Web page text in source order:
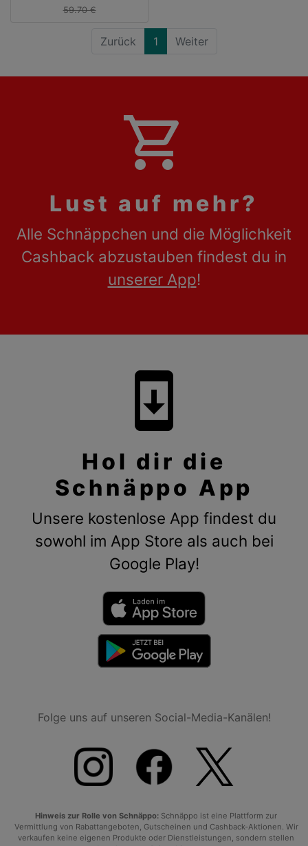
59.70 €
Zurück 1 Weiter
shopping_cart
Lust auf mehr?
Alle Schnäppchen und die Möglichkeit
Cashback abzustauben findest du in
unserer App!
system_update
Hol dir die
Schnäppo App
Unsere kostenlose App findest du
sowohl im App Store als auch bei
Google Play!
Folge uns auf unseren Social-Media-Kanälen!
Hinweis zur Rolle von Schnäppo: Schnäppo ist eine Plattform zur
Vermittlung von Rabattangeboten, Gutscheinen und Cashback-Aktionen. Wir
verkaufen keine eigenen Produkte oder Dienstleistungen, sondern stellen